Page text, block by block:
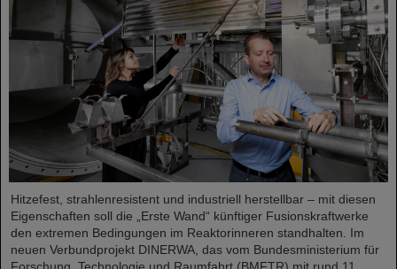
Hitzefest, strahlenresistent und industriell herstellbar – mit diesen
Eigenschaften soll die „Erste Wand“ künftiger Fusionskraftwerke
den extremen Bedingungen im Reaktorinneren standhalten. Im
neuen Verbundprojekt DINERWA, das vom Bundesministerium für